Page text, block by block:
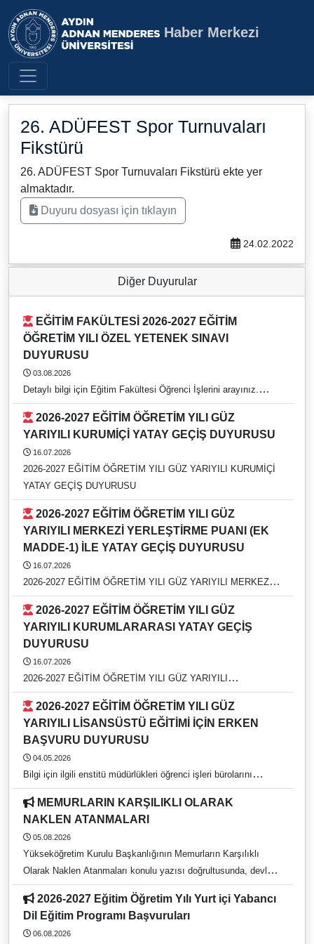
Aydın Adnan Menderes
Haber Merkezi
26. ADÜFEST Spor Turnuvaları
Fikstürü
26. ADÜFEST Spor Turnuvaları Fikstürü ekte yer
almaktadır.
Duyuru dosyası için tıklayın
24.02.2022
Diğer Duyurular
ÖĞRETİM YILI ÖZEL YETENEK SINAVI
DUYURUSU
03.08.2026
Detaylı bilgi için Eğitim Fakültesi Öğrenci İşlerini arayınız.
https://rehber.adu.edu.tr/#
YARIYILI KURUMİÇİ YATAY GEÇİŞ DUYURUSU
16.07.2026
2026-2027 EĞİTİM ÖĞRETİM YILI GÜZ YARIYILI KURUMİÇİ
YATAY GEÇİŞ DUYURUSU
YARIYILI MERKEZİ YERLEŞTİRME PUANI (EK
MADDE-1) İLE YATAY GEÇİŞ DUYURUSU
16.07.2026
2026-2027 EĞİTİM ÖĞRETİM YILI GÜZ YARIYILI MERKEZİ
YERLEŞTİRME PUANI (EK MADDE-1) İLE YATAY GEÇİŞ
DUYURUSU
YARIYILI KURUMLARARASI YATAY GEÇİŞ
DUYURUSU
16.07.2026
2026-2027 EĞİTİM ÖĞRETİM YILI GÜZ YARIYILI
KURUMLARARASI YATAY GEÇİŞ DUYURUSU
YARIYILI LİSANSÜSTÜ EĞİTİMİ İÇİN ERKEN
BAŞVURU DUYURUSU
04.05.2026
Bilgi için ilgili enstitü müdürlükleri öğrenci işleri bürolarını
arayınız. https://rehber.adu.edu.tr/
NAKLEN ATANMALARI
05.08.2026
Yükseköğretim Kurulu Başkanlığının Memurların Karşılıklı
Olarak Naklen Atanmaları konulu yazısı doğrultusunda, devlet
yükseköğretim kurumlarında görev yapan ve 657 sayılı Devlet
Memurları Kanunu kapsamında bulunan idari personelin
karşılıklı naklen atanma tercih işlemleri, 05 Ağustos 2026 – 21
Ağustos 2026 tarihleri arasında gerçekleştirilecektir. Başvurular
Dil Eğitim Programı Başvuruları
06.08.2026